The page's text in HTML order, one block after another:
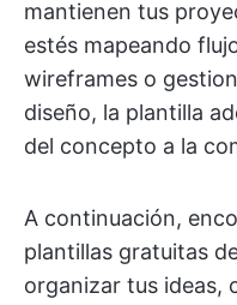
mantienen tus
estés mapeando
wireframes o
diseño, la plantilla
del concepto a la
A continuación,
plantillas gratuitas
organizar tus ideas,